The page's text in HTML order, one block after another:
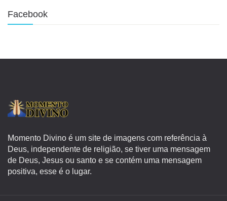
Facebook
Momento Divino é um site de imagens com referência à
Deus, independente de religião, se tiver uma mensagem
de Deus, Jesus ou santo e se contém uma mensagem
positiva, esse é o lugar.